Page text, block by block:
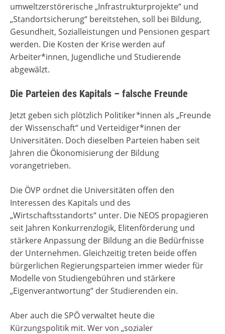
umweltzerstörerische „Infrastrukturprojekte“ und
„Standortsicherung“ bereitstehen, soll bei Bildung,
Gesundheit, Sozialleistungen und Pensionen gespart
werden. Die Kosten der Krise werden auf
Arbeiter*innen, Jugendliche und Studierende
abgewälzt.
Die Parteien des Kapitals – falsche Freunde
Jetzt geben sich plötzlich Politiker*innen als „Freunde
der Wissenschaft“ und Verteidiger*innen der
Universitäten. Doch dieselben Parteien haben seit
Jahren die Ökonomisierung der Bildung
vorangetrieben.
Die ÖVP ordnet die Universitäten offen den
Interessen des Kapitals und des
„Wirtschaftsstandorts“ unter. Die NEOS propagieren
seit Jahren Konkurrenzlogik, Elitenförderung und
stärkere Anpassung der Bildung an die Bedürfnisse
der Unternehmen. Gleichzeitig treten beide offen
bürgerlichen Regierungsparteien immer wieder für
Modelle von Studiengebühren und stärkere
„Eigenverantwortung“ der Studierenden ein.
Aber auch die SPÖ verwaltet heute die
Kürzungspolitik mit. Wer von „sozialer